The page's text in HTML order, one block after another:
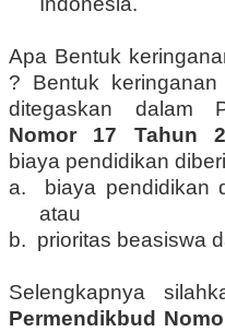
Apa Bentuk
? Bentuk
ditegaskan dalam
Nomor 17 Tahun
biaya pendidikan
a. biaya pendidikan
atau
b. prioritas beasiswa
Selengkapnya
Permendikbud